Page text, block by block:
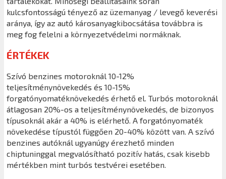
kulcsfontosságú tényező az üzemanyag / levegő keverési
aránya, így az autó károsanyagkibocsátása továbbra is
meg fog felelni a környezetvédelmi normáknak.
ÉRTÉKEK
Szívó benzines motoroknál 10-12%
teljesítménynövekedés és 10-15%
forgatónyomatéknövekedés érhető el. Turbós motoroknál
átlagosan 20%-os a teljesítménynövekedés, de bizonyos
típusoknál akár a 40% is elérhető. A forgatónyomaték
növekedése típustól függően 20-40% között van. A szívó
benzines autóknál ugyanúgy érezhető minden
chiptuninggal megvalósítható pozitív hatás, csak kisebb
mértékben mint turbós testvérei esetében.